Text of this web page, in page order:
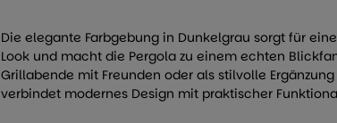
Die elegante Farbgebung in Dunkelgrau sorgt für
Look und macht die Pergola zu einem echten
Grillabende mit Freunden oder als stilvolle
verbindet modernes Design mit praktischer